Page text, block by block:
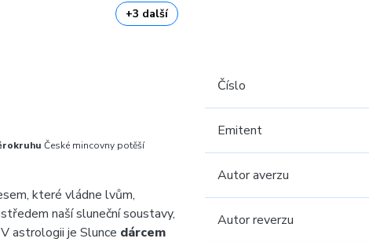
+3 další
České mincovny potěší
které vládne lvům,
naší sluneční soustavy,
V astrologii je Slunce dárcem
Číslo
Emitent
Autor averzu
Autor reverzu